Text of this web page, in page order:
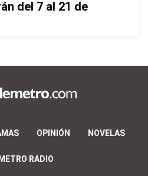
del 7 al 21 de
OPINIÓN NOVELAS
RADIO